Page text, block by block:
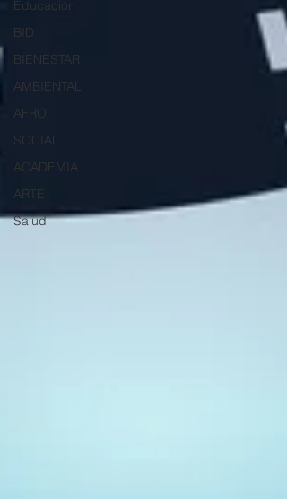
Educación
BID
BIENESTAR
AMBIENTAL
AFRO
SOCIAL
ACADEMIA
ARTE
Salud